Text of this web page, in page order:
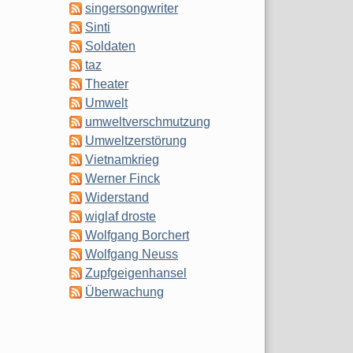
singersongwriter
Sinti
Soldaten
taz
Theater
Umwelt
umweltverschmutzung
Umweltzerstörung
Vietnamkrieg
Werner Finck
Widerstand
wiglaf droste
Wolfgang Borchert
Wolfgang Neuss
Zupfgeigenhansel
Überwachung